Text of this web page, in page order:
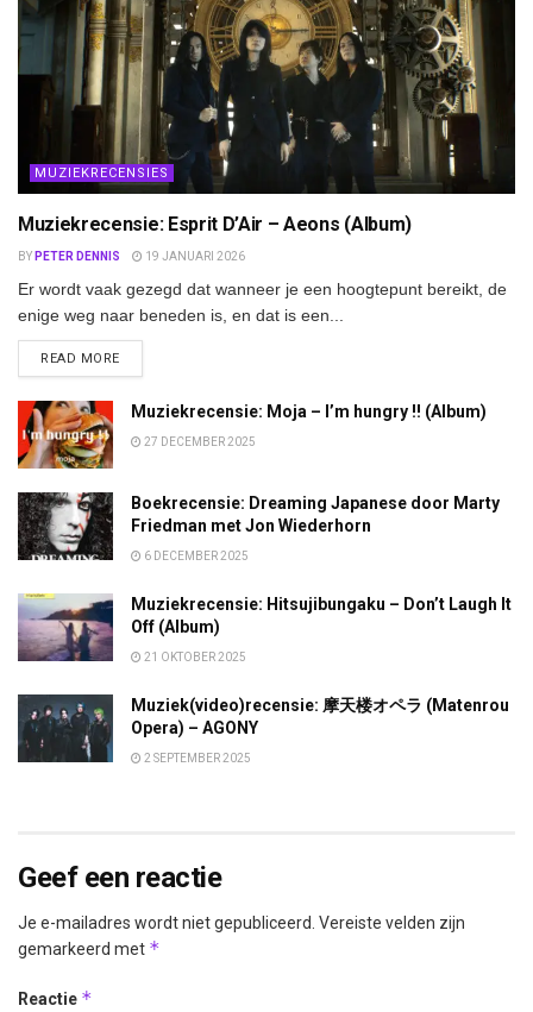
MUZIEKRECENSIES
Muziekrecensie: Esprit D’Air – Aeons (Album)
BY PETER DENNIS 19 JANUARI 2026
Er wordt vaak gezegd dat wanneer je een hoogtepunt bereikt, de
enige weg naar beneden is, en dat is een...
READ MOREDETAILS
Muziekrecensie: Moja – I’m hungry !! (Album)
27 DECEMBER 2025
Boekrecensie: Dreaming Japanese door Marty
Friedman met Jon Wiederhorn
6 DECEMBER 2025
Muziekrecensie: Hitsujibungaku – Don’t Laugh It
Off (Album)
21 OKTOBER 2025
Muziek(video)recensie: 摩天楼オペラ (Matenrou
Opera) – AGONY
2 SEPTEMBER 2025
Geef een reactie
Je e-mailadres wordt niet gepubliceerd. Vereiste velden zijn
gemarkeerd met *
Reactie *